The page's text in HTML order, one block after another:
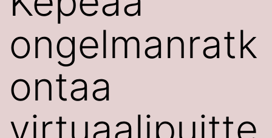
ongelmanratk
ontaa
virtuaalipuitte